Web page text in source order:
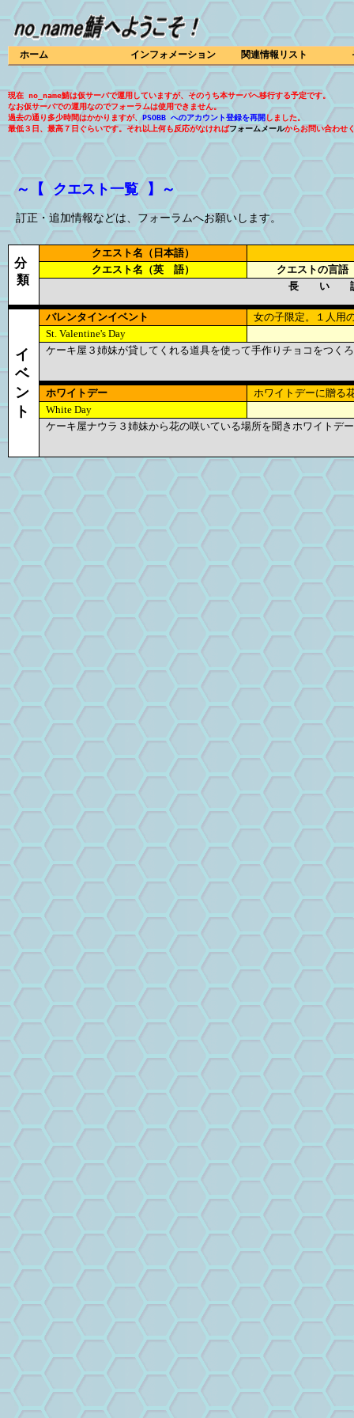
ホーム インフォメーション 関連情報リスト
現在 no_name鯖は仮サーバで運用していますが、そのうち本サーバへ移行する予定です。
なお仮サーバでの運用なのでフォーラムは使用できません。
過去の通り多少時間はかかりますが、PSOBB へのアカウント登録を再開しました。
最低３日、最高７日ぐらいです。それ以上何も反応がなければフォームメールからお問い合わせ
～【 クエスト一覧 】～
訂正・追加情報などは、フォーラムへお願いします。
分
類
クエスト名（日本語）
クエスト名（英 語）
クエストの言語
長 い
イ
ベ
ン
ト
バレンタインイベント
女の子限定。１人用
St. Valentine's Day
ケーキ屋３姉妹が貸してくれる道具を使って手作りチョコをつく
ホワイトデー
ホワイトデーに贈る
White Day
ケーキ屋ナウラ３姉妹から花の咲いている場所を聞きホワイトデ